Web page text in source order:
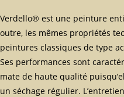
Verdello® est une peinture
outre, les mêmes propriétés
peintures classiques de type
Ses performances sont
mate de haute qualité
un séchage régulier.